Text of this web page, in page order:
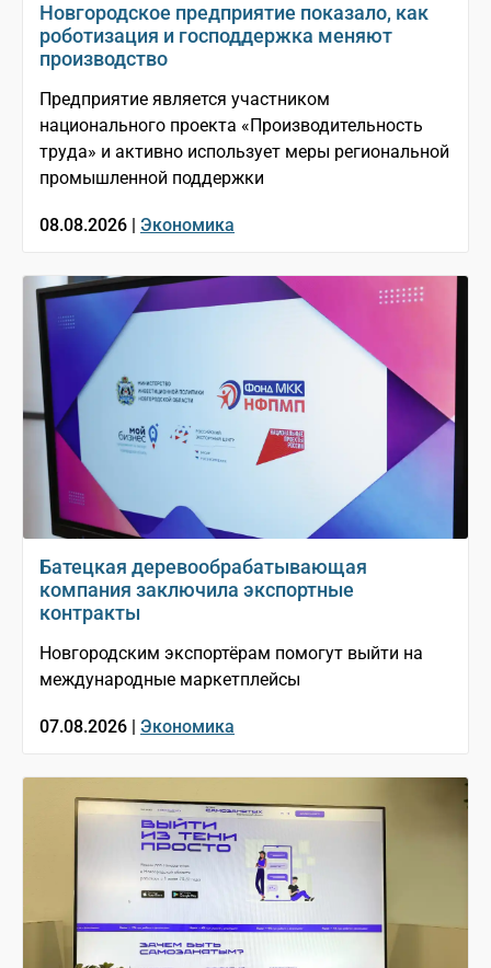
Новгородское предприятие показало, как
роботизация и господдержка меняют
производство
Предприятие является участником
национального проекта «Производительность
труда» и активно использует меры региональной
промышленной поддержки
08.08.2026 | Экономика
Батецкая деревообрабатывающая
компания заключила экспортные
контракты
Новгородским экспортёрам помогут выйти на
международные маркетплейсы
07.08.2026 | Экономика